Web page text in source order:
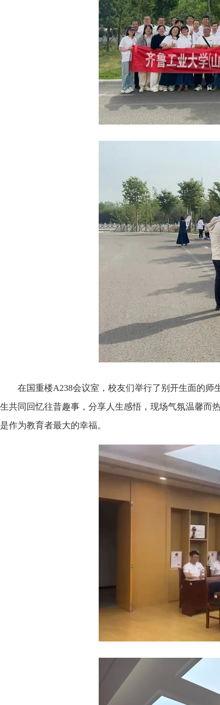
在国重楼A238会议室，校友们举行了别开生面的
生共同回忆往昔趣事，分享人生感悟，现场气氛温馨而
是作为教育者最大的幸福。